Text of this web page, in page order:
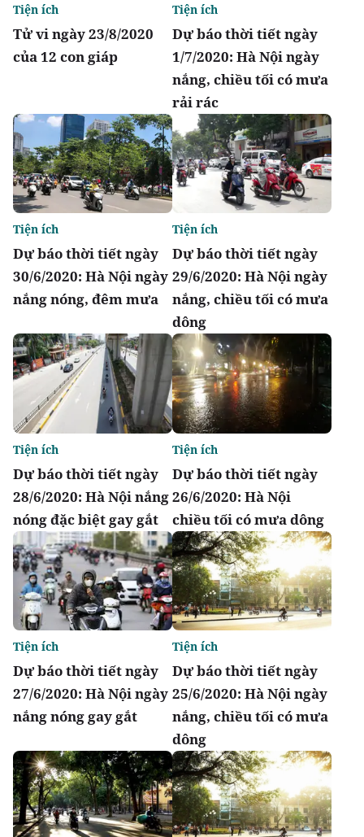
Tử vi ngày 23/8/2020
của 12 con giáp
Tiện ích
Dự báo thời tiết ngày
1/7/2020: Hà Nội ngày
nắng, chiều tối có mưa
rải rác
Tiện ích
Dự báo thời tiết ngày
30/6/2020: Hà Nội ngày
nắng nóng, đêm mưa
Tiện ích
Dự báo thời tiết ngày
29/6/2020: Hà Nội ngày
nắng, chiều tối có mưa
dông
Tiện ích
Dự báo thời tiết ngày
28/6/2020: Hà Nội nắng
nóng đặc biệt gay gắt
Tiện ích
Dự báo thời tiết ngày
26/6/2020: Hà Nội
chiều tối có mưa dông
Tiện ích
Dự báo thời tiết ngày
27/6/2020: Hà Nội ngày
nắng nóng gay gắt
Tiện ích
Dự báo thời tiết ngày
25/6/2020: Hà Nội ngày
nắng, chiều tối có mưa
dông
Tiện ích